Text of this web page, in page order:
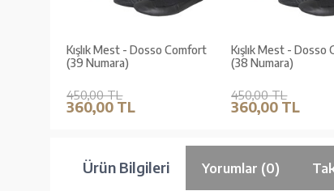
Kışlık Mest - Dosso Comfort
(39 Numara)
450,00 TL
360,00 TL
Kışlık Mest - Dosso
(38 Numara)
450,00 TL
360,00 TL
Ürün Bilgileri Yorumlar (0)